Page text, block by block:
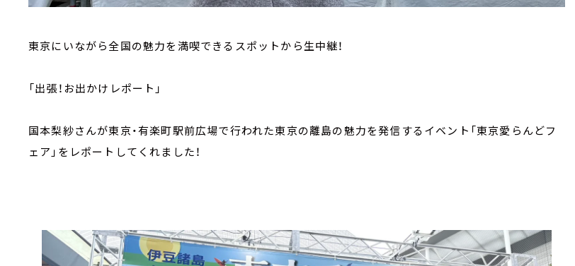
東京にいながら全国の魅力を満喫できるスポットから生中継！
「出張！お出かけレポート」
国本梨紗さんが東京・有楽町駅前広場で行われた東京の離島の魅力を発信するイベント「東京愛らんどフ
ェア」をレポートしてくれました！